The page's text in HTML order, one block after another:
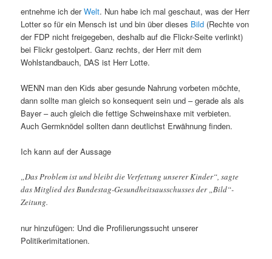
entnehme ich derWelt. Nun habe ich mal geschaut, was der Herr
Lotter so für ein Mensch ist und bin über dieses Bild (Rechte von
der FDP nicht freigegeben, deshalb auf die Flickr-Seite verlinkt)
bei Flickr gestolpert. Ganz rechts, der Herr mit dem
Wohlstandbauch, DAS ist Herr Lotte.
WENN man den Kids aber gesunde Nahrung vorbeten möchte,
dann sollte man gleich so konsequent sein und – gerade als als
Bayer – auch gleich die fettige Schweinshaxe mit verbieten.
Auch Germknödel sollten dann deutlichst Erwähnung finden.
Ich kann auf der Aussage
„Das Problem ist und bleibt die Verfettung unserer Kinder“, sagte
das Mitglied des Bundestag-Gesundheitsausschusses der „Bild“-
Zeitung.
nur hinzufügen: Und die Profilierungssucht unserer
Politikerimitationen.